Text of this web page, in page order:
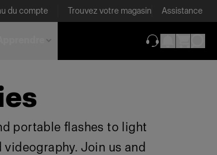
du compte Trouvez votre magasin Assistance
portable flashes to light
Join us and